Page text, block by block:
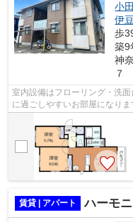
小
伊
歩
築9
神
７
室内設備はフローリング・洗
に過ごしやすいお部屋になり
賃貸 | アパート ハーモ